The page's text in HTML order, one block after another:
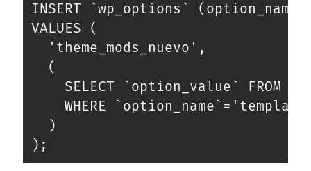
¿Buscas las secciones de mi antiguo sitio?
GNU/Linux
Humor Geek
Tutoriales
Descargas
El Autor
INSERT `wp_options`
VALUES (
  'theme_mods_nuevo',
  (
SELECT `option_value` FROM
WHERE
  )